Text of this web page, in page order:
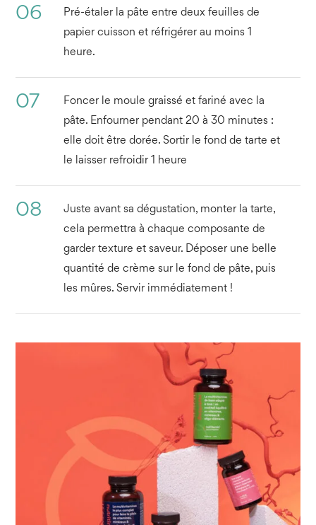
06
Pré-étaler la pâte entre deux feuilles de
papier cuisson et réfrigérer au moins 1
heure.
07
Foncer le moule graissé et fariné avec la
pâte. Enfourner pendant 20 à 30 minutes :
elle doit être dorée. Sortir le fond de tarte et
le laisser refroidir 1 heure
08
Juste avant sa dégustation, monter la tarte,
cela permettra à chaque composante de
garder texture et saveur. Déposer une belle
quantité de crème sur le fond de pâte, puis
les mûres. Servir immédiatement !